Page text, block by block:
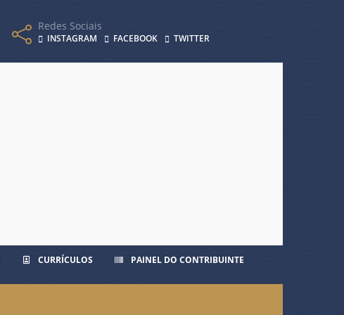
Redes Sociais
INSTAGRAM FACEBOOK TWITTER
CURRÍCULOS PAINEL DO CONTRIBUINTE